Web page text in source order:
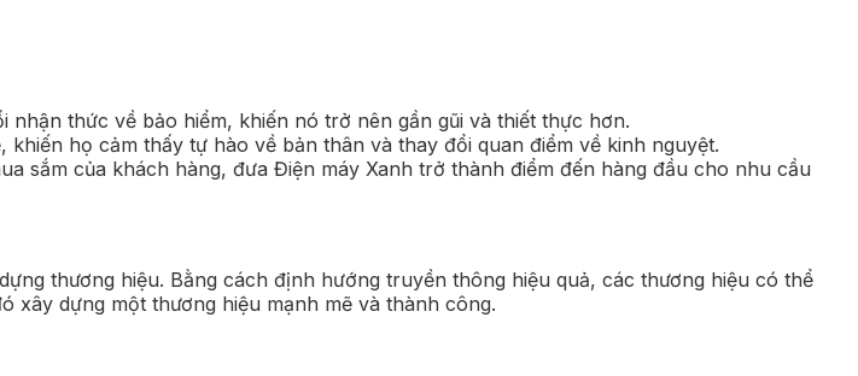
thức về bảo hiểm, khiến nó trở nên gần gũi và thiết thực hơn.
họ cảm thấy tự hào về bản thân và thay đổi quan điểm về kinh nguyệt.
sắm của khách hàng, đưa Điện máy Xanh trở thành điểm đến hàng đầu cho nhu cầu
thương hiệu. Bằng cách định hướng truyền thông hiệu quả, các thương hiệu có thể
dựng một thương hiệu mạnh mẽ và thành công.